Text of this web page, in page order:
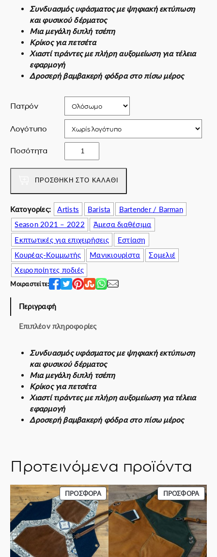
i
g
i
n
a
l
p
w
:
7
0
0
€
.
ρ
έ
χ
ο
υ
α
ί
α
ι
6
0
0
0
€
.
Συνδυασμός υφάσματος με ψηφιακή εκτύπωση
και φυσικού δέρματος
Μια μεγάλη διπλή τσέπη
Κρίκος για πετσέτα
Χιαστί τιράντες με πλήρη αυξομείωση για τέλεια
εφαρμογή
Δροσερή βαμβακερή φόδρα στο πίσω μέρος
Πατρόν
Λογότυπο
Ποσότητα
r
a
l
k
A
p
o
n
π
ο
σ
ό
τ
ΠΡΟΣΘΉΚΗ ΣΤΟ ΚΑΛΆΘΙ
Κατογορίες: Artists Barista
Bartender / Barman
Season 2021 – 2022
Άμεσα διαθέσιμα
Εκπτωτικές για επιχειρήσεις
Εστίαση
Κουρέας-Κομμωτής
Μανικιουρίστα
Σομελιέ
Χειροποίητες ποδιές
Μοιραστείτε:
Περιγραφή
Επιπλέον πληροφορίες
Συνδυασμός υφάσματος με ψηφιακή εκτύπωση
και φυσικού δέρματος
Μια μεγάλη διπλή τσέπη
Κρίκος για πετσέτα
Χιαστί τιράντες με πλήρη αυξομείωση για τέλεια
εφαρμογή
Δροσερή βαμβακερή φόδρα στο πίσω μέρος
Προτεινόμενα προϊόντα
ΠΡΟΣΦΟΡΆΠΡΟΪΌΝ
ΣΕ
ΠΡΟΣΦΟΡΆ
ΠΡΟΣΦΟΡΆ
ΣΕ